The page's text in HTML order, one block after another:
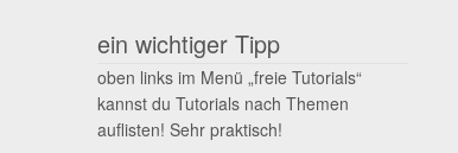
ein wichtiger Tipp
oben links im Menü „freie Tutorials“
kannst du Tutorials nach Themen
auflisten! Sehr praktisch!